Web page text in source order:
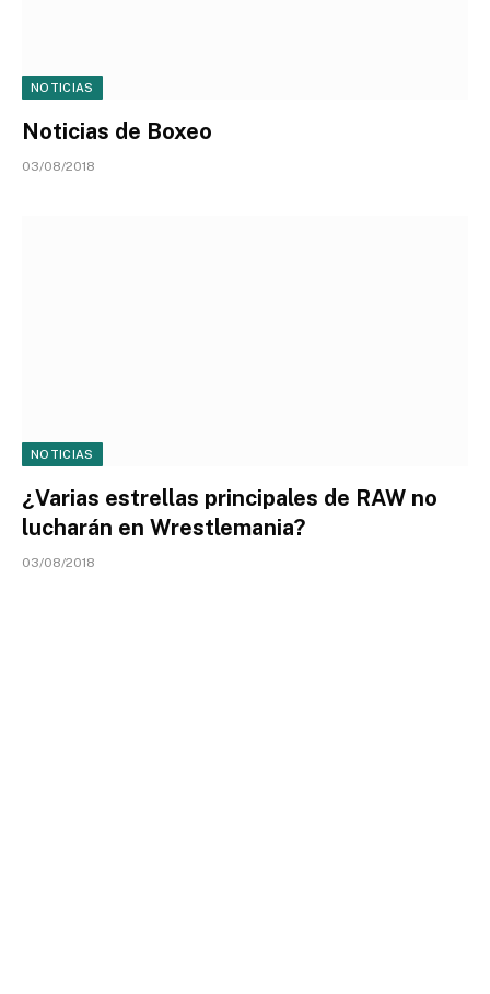
NOTICIAS
Noticias de Boxeo
03/08/2018
NOTICIAS
¿Varias estrellas principales de RAW no
lucharán en Wrestlemania?
03/08/2018